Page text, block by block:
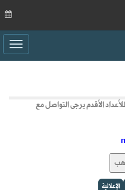
للأعداد الأقدم يرجى التواصل مع
الإعلانية